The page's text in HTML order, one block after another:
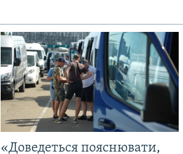
«Доведеться пояснювати,